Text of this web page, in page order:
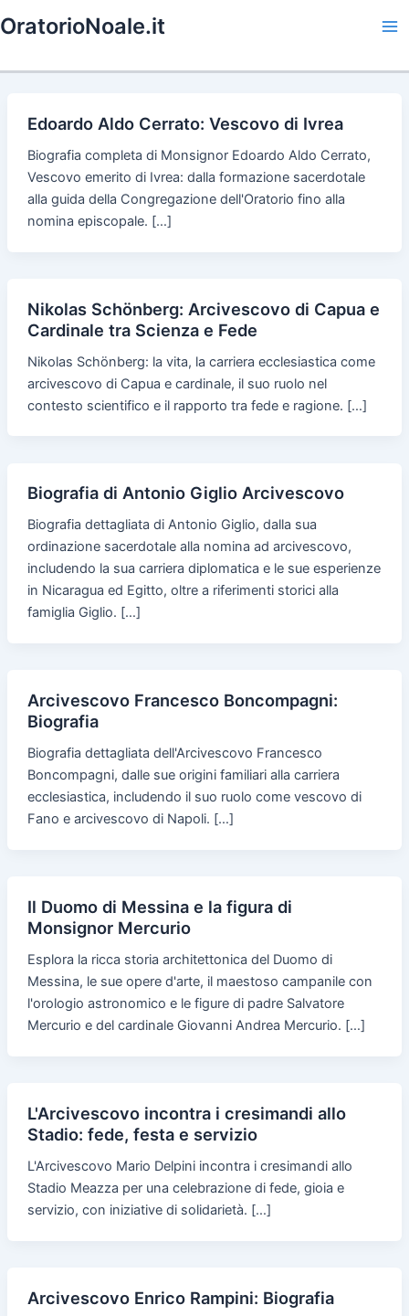
to
OratorioNoale.it
Edoardo Aldo Cerrato: Vescovo di Ivrea
Biografia completa di Monsignor Edoardo Aldo Cerrato,
Vescovo emerito di Ivrea: dalla formazione sacerdotale
alla guida della Congregazione dell'Oratorio fino alla
nomina episcopale. […]
Nikolas Schönberg: Arcivescovo di Capua e
Cardinale tra Scienza e Fede
Nikolas Schönberg: la vita, la carriera ecclesiastica come
arcivescovo di Capua e cardinale, il suo ruolo nel
contesto scientifico e il rapporto tra fede e ragione. […]
Biografia di Antonio Giglio Arcivescovo
Biografia dettagliata di Antonio Giglio, dalla sua
ordinazione sacerdotale alla nomina ad arcivescovo,
includendo la sua carriera diplomatica e le sue esperienze
in Nicaragua ed Egitto, oltre a riferimenti storici alla
famiglia Giglio. […]
Arcivescovo Francesco Boncompagni:
Biografia
Biografia dettagliata dell'Arcivescovo Francesco
Boncompagni, dalle sue origini familiari alla carriera
ecclesiastica, includendo il suo ruolo come vescovo di
Fano e arcivescovo di Napoli. […]
Il Duomo di Messina e la figura di
Monsignor Mercurio
Esplora la ricca storia architettonica del Duomo di
Messina, le sue opere d'arte, il maestoso campanile con
l'orologio astronomico e le figure di padre Salvatore
Mercurio e del cardinale Giovanni Andrea Mercurio. […]
L'Arcivescovo incontra i cresimandi allo
Stadio: fede, festa e servizio
L'Arcivescovo Mario Delpini incontra i cresimandi allo
Stadio Meazza per una celebrazione di fede, gioia e
servizio, con iniziative di solidarietà. […]
Arcivescovo Enrico Rampini: Biografia